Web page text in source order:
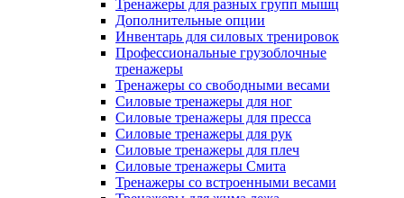
Тренажеры для разных групп мышц
Дополнительные опции
Инвентарь для силовых тренировок
Профессиональные грузоблочные
тренажеры
Тренажеры со свободными весами
Силовые тренажеры для ног
Силовые тренажеры для пресса
Силовые тренажеры для рук
Силовые тренажеры для плеч
Силовые тренажеры Смита
Тренажеры со встроенными весами